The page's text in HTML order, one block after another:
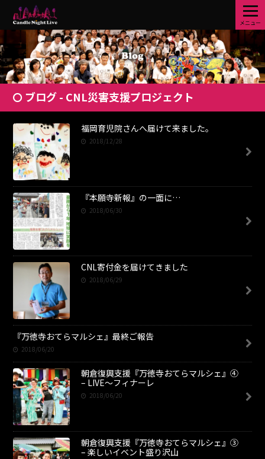
メニュー
ブログ - CNL災害支援プロジェクト
福岡育児院さんへ届けて来ました。
2018/12/28
『本願寺新報』の一面に…
2018/06/30
CNL寄付金を届けてきました
2018/06/29
『万徳寺おてらマルシェ』最終ご報告
2018/06/20
朝倉復興支援『万徳寺おてらマルシェ』④
– LIVE〜フィナーレ
2018/06/20
朝倉復興支援『万徳寺おてらマルシェ』③
– 楽しいイベント盛り沢山